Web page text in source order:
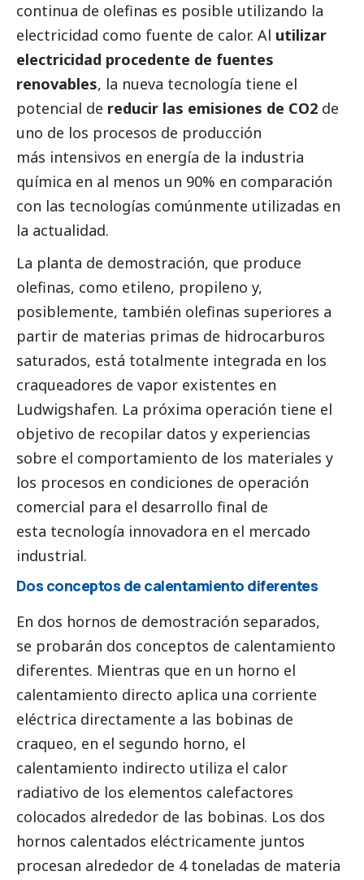
continua de olefinas es posible utilizando la
electricidad como fuente de calor. Al utilizar
electricidad procedente de fuentes
renovables, la nueva tecnología tiene el
potencial de reducir las emisiones de CO2 de
uno de los procesos de producción
más intensivos en energía de la industria
química en al menos un 90% en comparación
con las tecnologías comúnmente utilizadas en
la actualidad.
La planta de demostración, que produce
olefinas, como etileno, propileno y,
posiblemente, también olefinas superiores a
partir de materias primas de hidrocarburos
saturados, está totalmente integrada en los
craqueadores de vapor existentes en
Ludwigshafen. La próxima operación tiene el
objetivo de recopilar datos y experiencias
sobre el comportamiento de los materiales y
los procesos en condiciones de operación
comercial para el desarrollo final de
esta tecnología innovadora en el mercado
industrial.
Dos conceptos de calentamiento diferentes
En dos hornos de demostración separados,
se probarán dos conceptos de calentamiento
diferentes. Mientras que en un horno el
calentamiento directo aplica una corriente
eléctrica directamente a las bobinas de
craqueo, en el segundo horno, el
calentamiento indirecto utiliza el calor
radiativo de los elementos calefactores
colocados alrededor de las bobinas. Los dos
hornos calentados eléctricamente juntos
procesan alrededor de 4 toneladas de materia